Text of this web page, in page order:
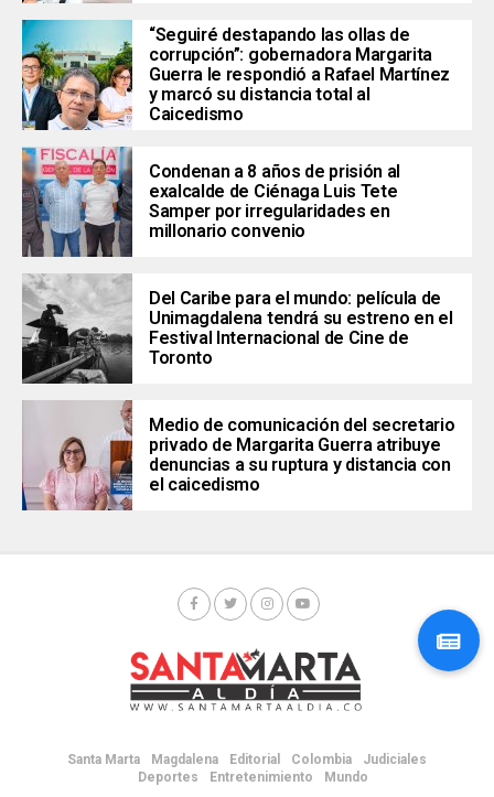
“Seguiré destapando las ollas de
corrupción”: gobernadora Margarita
Guerra le respondió a Rafael Martínez
y marcó su distancia total al
Caicedismo
Condenan a 8 años de prisión al
exalcalde de Ciénaga Luis Tete
Samper por irregularidades en
millonario convenio
Del Caribe para el mundo: película de
Unimagdalena tendrá su estreno en el
Festival Internacional de Cine de
Toronto
Medio de comunicación del secretario
privado de Margarita Guerra atribuye
denuncias a su ruptura y distancia con
el caicedismo
Santa Marta Magdalena Editorial Colombia
Judiciales
Deportes
Entretenimiento Mundo